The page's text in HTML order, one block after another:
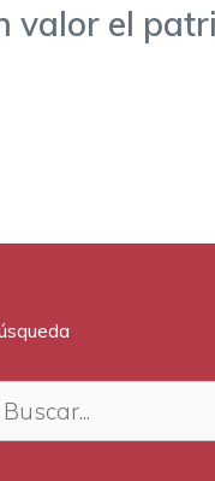
valor el